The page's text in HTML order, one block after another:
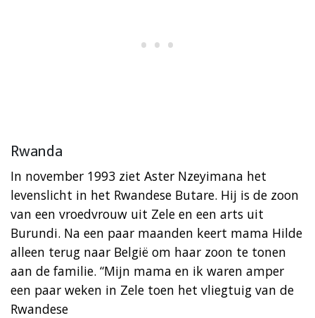
Rwanda
In november 1993 ziet Aster Nzeyimana het
levenslicht in het Rwandese Butare. Hij is de zoon
van een vroedvrouw uit Zele en een arts uit
Burundi. Na een paar maanden keert mama Hilde
alleen terug naar België om haar zoon te tonen
aan de familie. “Mijn mama en ik waren amper
een paar weken in Zele toen het vliegtuig van de
Rwandese